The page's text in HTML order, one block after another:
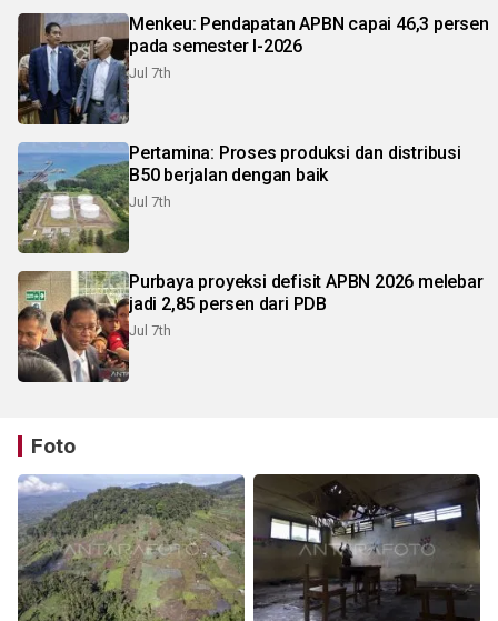
Menkeu: Pendapatan APBN capai 46,3 persen
pada semester I-2026
Jul 7th
Pertamina: Proses produksi dan distribusi
B50 berjalan dengan baik
Jul 7th
Purbaya proyeksi defisit APBN 2026 melebar
jadi 2,85 persen dari PDB
Jul 7th
Foto